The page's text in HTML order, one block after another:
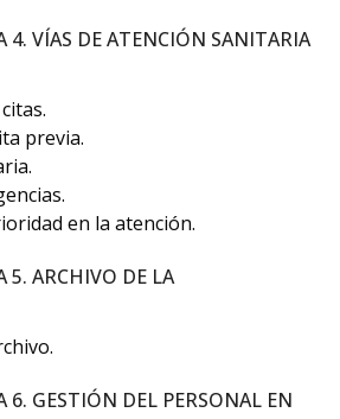
4. VÍAS DE ATENCIÓN SANITARIA
previa.
en la atención.
5. ARCHIVO DE LA
6. GESTIÓN DEL PERSONAL EN